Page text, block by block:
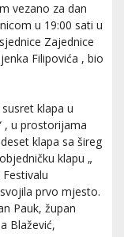
vezano za dan
u 19:00 sati u
Zajednice
Filipovića , bio
klapa u
, u prostorijama
klapa sa šireg
klapu „
prvo mjesto.
Pauk, župan
Blažević,